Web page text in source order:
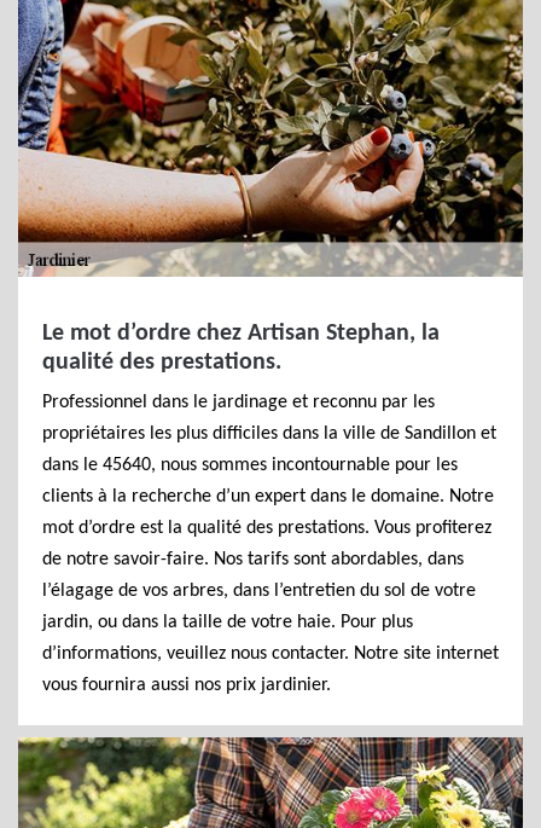
Le mot d’ordre chez Artisan Stephan, la
qualité des prestations.
Professionnel dans le jardinage et reconnu par les
propriétaires les plus difficiles dans la ville de Sandillon et
dans le 45640, nous sommes incontournable pour les
clients à la recherche d’un expert dans le domaine. Notre
mot d’ordre est la qualité des prestations. Vous profiterez
de notre savoir-faire. Nos tarifs sont abordables, dans
l’élagage de vos arbres, dans l’entretien du sol de votre
jardin, ou dans la taille de votre haie. Pour plus
d’informations, veuillez nous contacter. Notre site internet
vous fournira aussi nos prix jardinier.